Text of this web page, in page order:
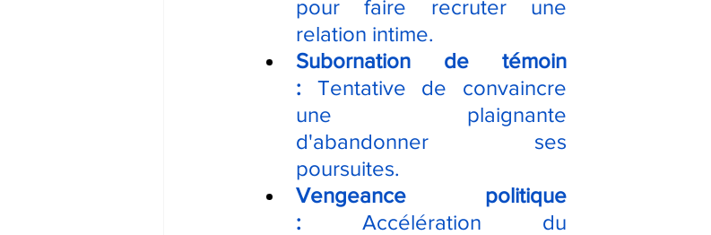
pour faire recruter une
relation intime.
Subornation de témoin
: Tentative de convaincre
une plaignante
d'abandonner ses
poursuites.
Vengeance politique
: Accélération du